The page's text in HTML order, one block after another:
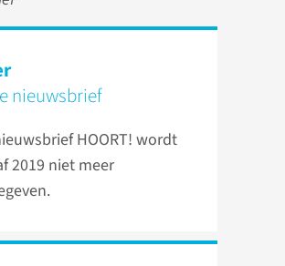
nieuwsbrief
HOORT! wordt
2019 niet meer